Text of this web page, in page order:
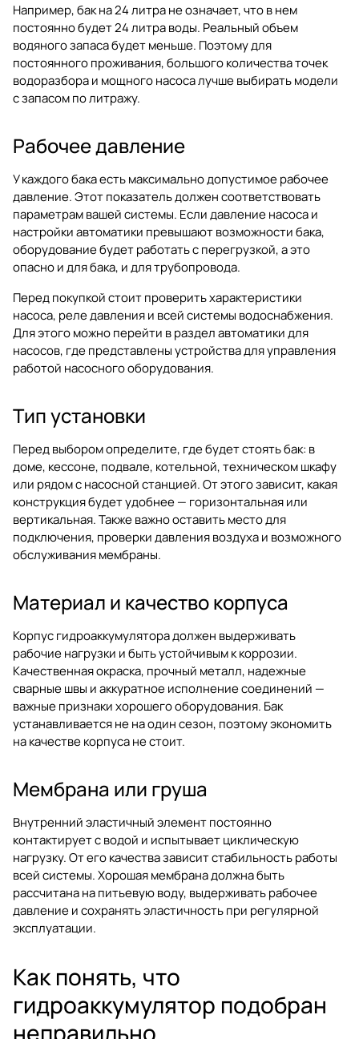
Например, бак на 24 литра не означает, что в нем
постоянно будет 24 литра воды. Реальный объем
водяного запаса будет меньше. Поэтому для
постоянного проживания, большого количества точек
водоразбора и мощного насоса лучше выбирать модели
с запасом по литражу.
Рабочее давление
У каждого бака есть максимально допустимое рабочее
давление. Этот показатель должен соответствовать
параметрам вашей системы. Если давление насоса и
настройки автоматики превышают возможности бака,
оборудование будет работать с перегрузкой, а это
опасно и для бака, и для трубопровода.
Перед покупкой стоит проверить характеристики
насоса, реле давления и всей системы водоснабжения.
Для этого можно перейти в разделавтоматики для
насосов, где представлены устройства для управления
работой насосного оборудования.
Тип установки
Перед выбором определите, где будет стоять бак: в
доме, кессоне, подвале, котельной, техническом шкафу
или рядом с насосной станцией. От этого зависит, какая
конструкция будет удобнее — горизонтальная или
вертикальная. Также важно оставить место для
подключения, проверки давления воздуха и возможного
обслуживания мембраны.
Материал и качество корпуса
Корпус гидроаккумулятора должен выдерживать
рабочие нагрузки и быть устойчивым к коррозии.
Качественная окраска, прочный металл, надежные
сварные швы и аккуратное исполнение соединений —
важные признаки хорошего оборудования. Бак
устанавливается не на один сезон, поэтому экономить
на качестве корпуса не стоит.
Мембрана или груша
Внутренний эластичный элемент постоянно
контактирует с водой и испытывает циклическую
нагрузку. От его качества зависит стабильность работы
всей системы. Хорошая мембрана должна быть
рассчитана на питьевую воду, выдерживать рабочее
давление и сохранять эластичность при регулярной
эксплуатации.
Как понять, что
гидроаккумулятор подобран
неправильно